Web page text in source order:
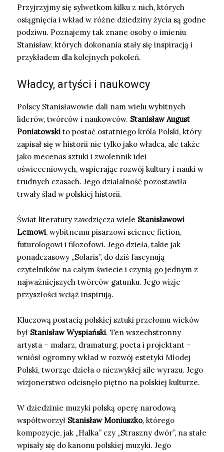
Przyjrzyjmy się sylwetkom kilku z nich, których
osiągnięcia i wkład w różne dziedziny życia są godne
podziwu. Poznajemy tak znane osoby o imieniu
Stanisław, których dokonania stały się inspiracją i
przykładem dla kolejnych pokoleń.
Władcy, artyści i naukowcy
Polscy Stanisławowie dali nam wielu wybitnych
liderów, twórców i naukowców. Stanisław August
Poniatowski to postać ostatniego króla Polski, który
zapisał się w historii nie tylko jako władca, ale także
jako mecenas sztuki i zwolennik idei
oświeceniowych, wspierając rozwój kultury i nauki w
trudnych czasach. Jego działalność pozostawiła
trwały ślad w polskiej historii.
Świat literatury zawdzięcza wiele Stanisławowi
Lemowi, wybitnemu pisarzowi science fiction,
futurologowi i filozofowi. Jego dzieła, takie jak
ponadczasowy „Solaris”, do dziś fascynują
czytelników na całym świecie i czynią go jednym z
najważniejszych twórców gatunku. Jego wizje
przyszłości wciąż inspirują.
Kluczową postacią polskiej sztuki przełomu wieków
był Stanisław Wyspiański. Ten wszechstronny
artysta – malarz, dramaturg, poeta i projektant –
wniósł ogromny wkład w rozwój estetyki Młodej
Polski, tworząc dzieła o niezwykłej sile wyrazu. Jego
wizjonerstwo odcisnęło piętno na polskiej kulturze.
W dziedzinie muzyki polską operę narodową
współtworzył Stanisław Moniuszko, którego
kompozycje, jak „Halka” czy „Straszny dwór”, na stałe
wpisały się do kanonu polskiej muzyki. Jego